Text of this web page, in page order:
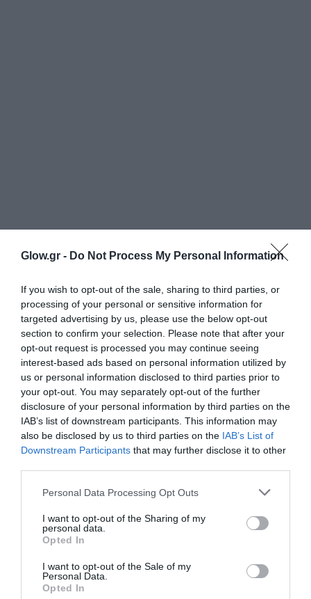
Glow.gr - Do Not Process My Personal Information
If you wish to opt-out of the sale, sharing to third parties, or
processing of your personal or sensitive information for
targeted advertising by us, please use the below opt-out
section to confirm your selection. Please note that after your
opt-out request is processed you may continue seeing
interest-based ads based on personal information utilized by
us or personal information disclosed to third parties prior to
your opt-out. You may separately opt-out of the further
disclosure of your personal information by third parties on the
IAB’s list of downstream participants. This information may
also be disclosed by us to third parties on the IAB’s List of
Downstream Participants that may further disclose it to other
Personal Data Processing Opt Outs
I want to opt-out of the Sharing of my
personal data.
Opted In
I want to opt-out of the Sale of my
Personal Data.
Opted In